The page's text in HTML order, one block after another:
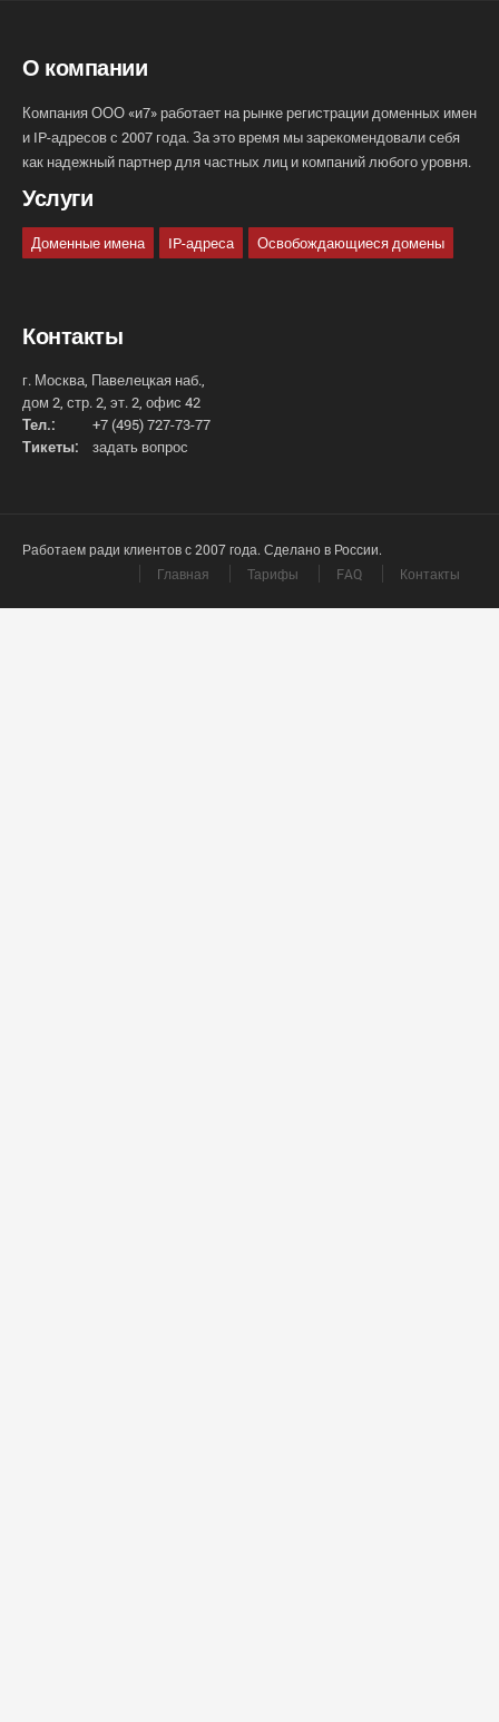
О компании
Компания ООО «и7» работает на рынке регистрации доменных имен
и IP-адресов с 2007 года. За это время мы зарекомендовали себя
как надежный партнер для частных лиц и компаний любого уровня.
Услуги
Доменные имена IP-адреса Освобождающиеся домены
Контакты
г. Москва, Павелецкая наб.,
дом 2, стр. 2, эт. 2, офис 42
Тел.:
+7 (495) 727-73-77
Тикеты:
задать вопрос
Работаем ради клиентов с 2007 года. Сделано в России.
Главная
Тарифы FAQ Контакты